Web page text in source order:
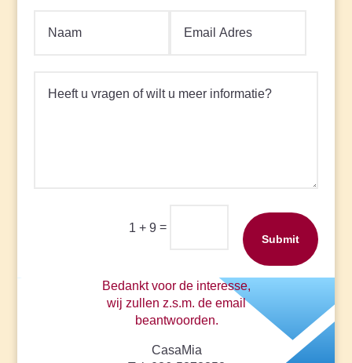
1 + 9 =
Submit
Bedankt voor de interesse,
wij zullen z.s.m. de email
beantwoorden.
CasaMia